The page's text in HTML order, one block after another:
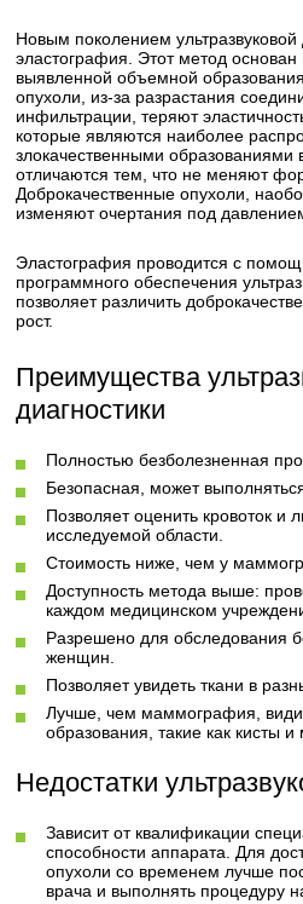
Новым поколением ультразвуковой
эластография. Этот метод
выявленной объемной
опухоли, из-за разрастания
инфильтрации, теряют
которые являются наиболее
злокачественными образованиями
отличаются тем, что не меняют
Доброкачественные опухоли,
изменяют очертания под
Эластография проводится с
программного обеспечения
позволяет различить
рост.
Преимущества
диагностики
Полностью безболезненная
Безопасная, может
Позволяет оценить кровоток и
исследуемой области.
Стоимость ниже, чем у
Доступность метода выше:
каждом медицинском
Разрешено для обследования
женщин.
Позволяет увидеть ткани в
Лучше, чем маммография,
образования, такие как кисты и
Недостатки
Зависит от квалификации
способности аппарата. Для
опухоли со временем лучше
врача и выполнять процедуру